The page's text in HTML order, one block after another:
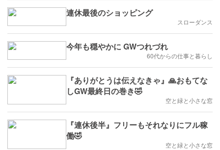
連休最後のショッピング
スローダンス
今年も穏やかに GWつれづれ
60代からの仕事と暮らし
『ありがとうは伝えなきゃ』🙏おもてな
しGW最終日の巻き🤣
空と緑と小さな窓
『連休後半』フリーもそれなりにフル稼
働🤣
空と緑と小さな窓